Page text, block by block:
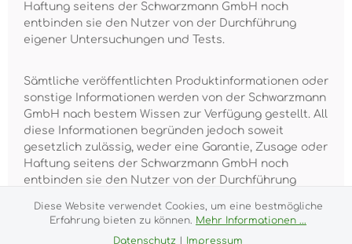
Haftung seitens der Schwarzmann GmbH noch
entbinden sie den Nutzer von der Durchführung
eigener Untersuchungen und Tests.
Sämtliche veröffentlichten Produktinformationen oder
sonstige Informationen werden von der Schwarzmann
GmbH nach bestem Wissen zur Verfügung gestellt. All
diese Informationen begründen jedoch soweit
gesetzlich zulässig, weder eine Garantie, Zusage oder
Haftung seitens der Schwarzmann GmbH noch
entbinden sie den Nutzer von der Durchführung
Diese Website verwendet Cookies, um eine bestmögliche
Erfahrung bieten zu können. Mehr Informationen ...
Datenschutz
Impressum